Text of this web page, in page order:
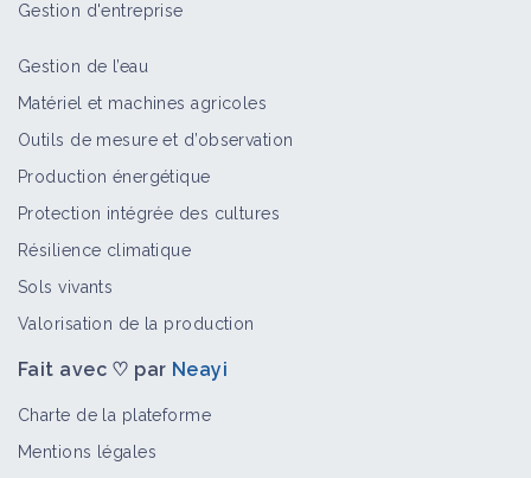
Castreuse à maïs
Toutilo
Gestion d'entreprise
Gestion de l’eau
Matériel et machines agricoles
Outils de mesure et d’observation
Production énergétique
Protection intégrée des cultures
Résilience climatique
Sols vivants
Valorisation de la production
Fait avec ♡ par Neayi
Charte de la plateforme
Mentions légales